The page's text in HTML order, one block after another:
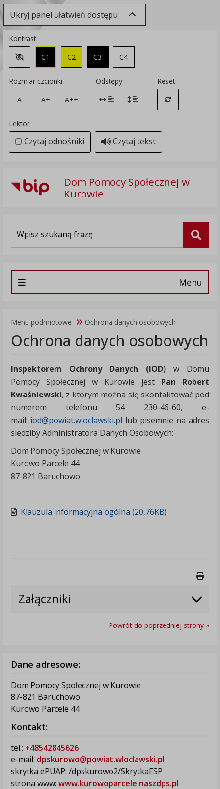
Ukryj panel ułatwień dostępu
Kontrast:
Zmień kontrast na domyślny
C1 C2 C3 C4
Rozmiar czcionki:
A
A+ A++
Odstępy:
Zmień odstęp między literami
Zmień interlinię i margines
Reset:
Przywróć
Lektor:
Czytaj odnośniki Czytaj tekst
Dom Pomocy Społecznej w
Kurowie
Menu
Menu podmiotowe Ochrona danych osobowych
Ochrona danych osobowych
Inspektorem Ochrony Danych (IOD)w Domu
Pomocy Społecznej w Kurowie jest Pan Robert
Kwaśniewski, z którym można się skontaktować pod
numerem telefonu 54 230-46-60, e-
mail: iod@powiat.wloclawski.pl lub pisemnie na adres
siedziby Administratora Danych Osobowych:
Dom Pomocy Społecznej w Kurowie
Kurowo Parcele 44
87-821 Baruchowo
Klauzula informacyjna ogólna (20,76KB)
Załączniki
Powrót do poprzedniej strony »
Dane adresowe:
Dom Pomocy Społecznej w Kurowie
87-821 Baruchowo
Kurowo Parcele 44
Kontakt:
tel.: +48542845626
e-mail: dpskurowo@powiat.wloclawski.pl
skrytka ePUAP: /dpskurowo2/SkrytkaESP
strona www: www.kurowoparcele.naszdps.pl